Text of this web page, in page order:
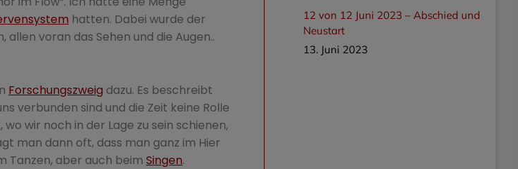
hatten. Dabei wurde der
voran das Sehen und die Augen..
Forschungszweig dazu. Es beschreibt
verbunden sind und die Zeit keine Rolle
wir noch in der Lage zu sein schienen,
man dann oft, dass man ganz im Hier
Tanzen, aber auch beim Singen.
12 von 12 Juni 2023 – Abschied und
Neustart
13. Juni 2023